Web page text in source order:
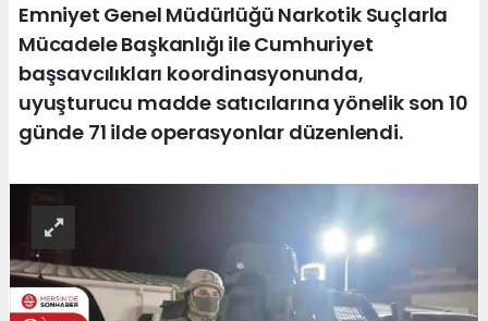
Emniyet Genel Müdürlüğü Narkotik Suçlarla
Mücadele Başkanlığı ile Cumhuriyet
başsavcılıkları koordinasyonunda,
uyuşturucu madde satıcılarına yönelik son 10
günde 71 ilde operasyonlar düzenlendi.